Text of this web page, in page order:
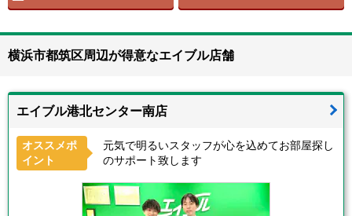
横浜市都筑区周辺が得意なエイブル店舗
エイブル港北センター南店
オススメポ
イント
元気で明るいスタッフが心を込めてお部屋探し
のサポート致します